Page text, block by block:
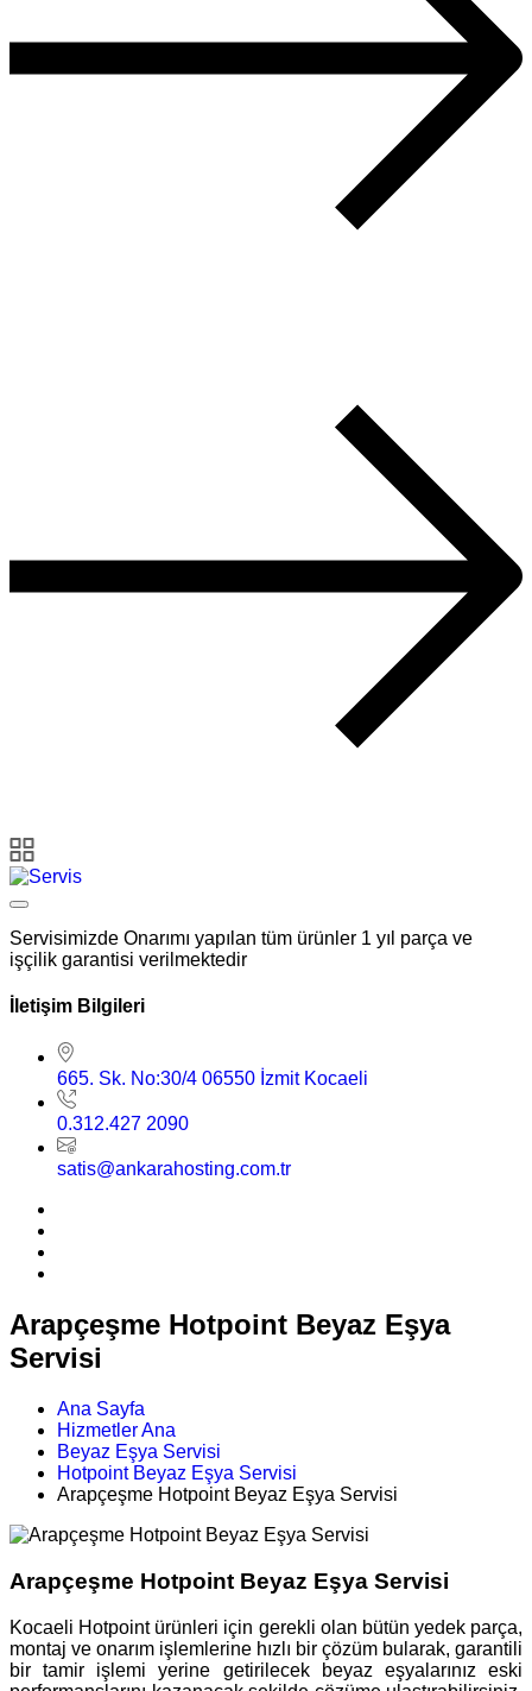
Servisimizde Onarımı yapılan tüm ürünler 1 yıl parça ve
işçilik garantisi verilmektedir
İletişim Bilgileri
665. Sk. No:30/4 06550 İzmit Kocaeli
0.312.427 2090
satis@ankarahosting.com.tr
Arapçeşme Hotpoint Beyaz Eşya
Servisi
Ana Sayfa
Hizmetler Ana
Beyaz Eşya Servisi
Hotpoint Beyaz Eşya Servisi
Arapçeşme Hotpoint Beyaz Eşya Servisi
Arapçeşme Hotpoint Beyaz Eşya Servisi
Kocaeli Hotpoint ürünleri için gerekli olan bütün yedek parça,
montaj ve onarım işlemlerine hızlı bir çözüm bularak, garantili
bir tamir işlemi yerine getirilecek beyaz eşyalarınız eski